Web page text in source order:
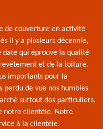
de couverture en activité
il y a plusieurs décennie,
date qui éprouve la qualité
et de la toiture.
importants pour la
perdu de vue nos humbles
surtout des particuliers,
notre clientèle. Notre
à la clientèle.